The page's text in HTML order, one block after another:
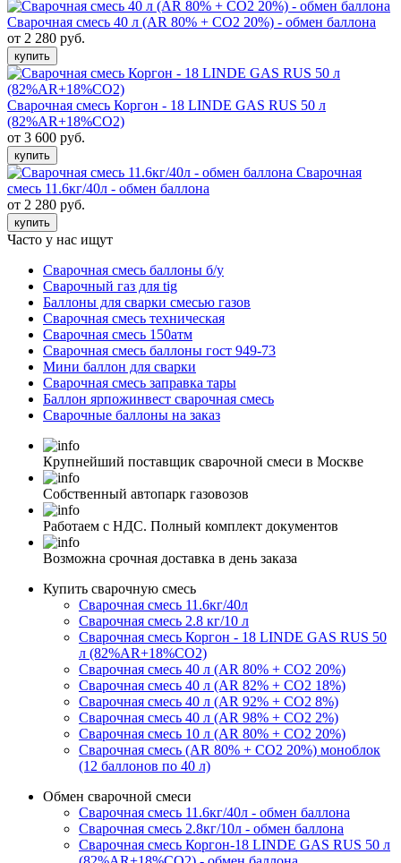
Сварочная смесь 40 л (AR 80% + CO2 20%) - обмен баллона
от 2 280 руб.
купить
Сварочная смесь Коргон - 18 LINDE GAS RUS 50 л
(82%AR+18%CO2)
от 3 600 руб.
купить
Сварочная
смесь 11.6кг/40л - обмен баллона
от 2 280 руб.
купить
Часто у нас ищут
Сварочная смесь баллоны б/у
Сварочный газ для tig
Баллоны для сварки смесью газов
Сварочная смесь техническая
Сварочная смесь 150атм
Сварочная смесь баллоны гост 949-73
Мини баллон для сварки
Сварочная смесь заправка тары
Баллон ярпожинвест сварочная смесь
Сварочные баллоны на заказ
Крупнейший поставщик сварочной смеси в Москве
Собственный автопарк газовозов
Работаем с НДС. Полный комплект документов
Возможна срочная доставка в день заказа
Купить сварочную смесь
Сварочная смесь 11.6кг/40л
Сварочная смесь 2.8 кг/10 л
Сварочная смесь Коргон - 18 LINDE GAS RUS 50
л (82%AR+18%CO2)
Сварочная смесь 40 л (AR 80% + CO2 20%)
Сварочная смесь 40 л (AR 82% + CO2 18%)
Сварочная смесь 40 л (AR 92% + CO2 8%)
Сварочная смесь 40 л (AR 98% + CO2 2%)
Сварочная смесь 10 л (AR 80% + CO2 20%)
Сварочная смесь (AR 80% + CO2 20%) моноблок
(12 баллонов по 40 л)
Обмен сварочной смеси
Сварочная смесь 11.6кг/40л - обмен баллона
Сварочная смесь 2.8кг/10л - обмен баллона
Сварочная смесь Коргон-18 LINDE GAS RUS 50 л